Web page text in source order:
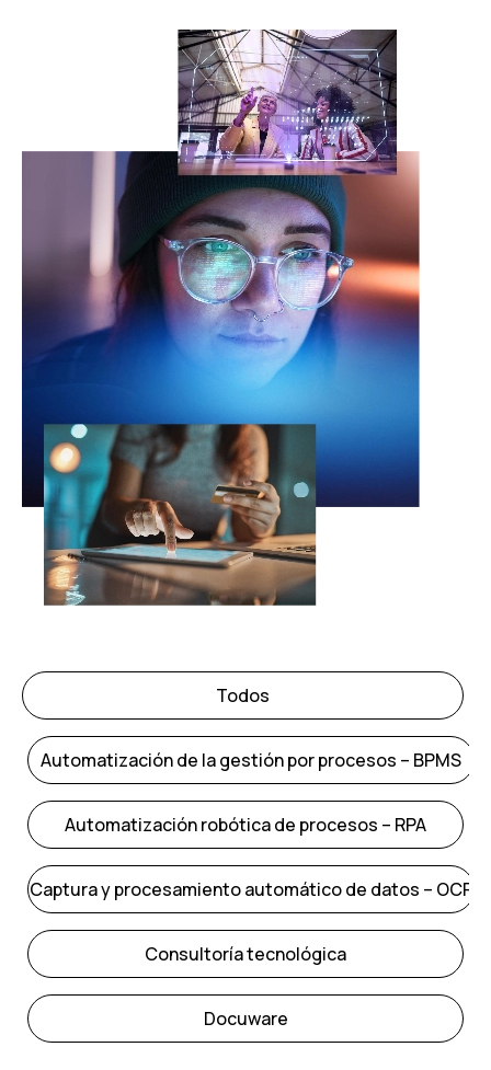
Todos
Automatización de la gestión por procesos – BPMS
Automatización robótica de procesos – RPA
Captura y procesamiento automático de datos – OCR
Consultoría tecnológica
Docuware